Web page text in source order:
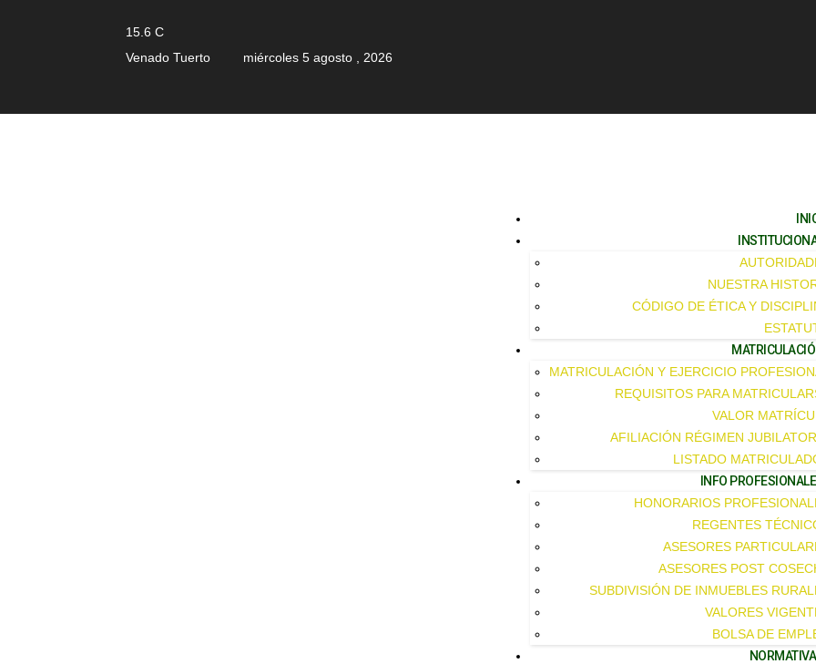
15.6 C
Venado Tuerto
miércoles 5 agosto , 2026
NUESTRA
CÓDIGO DE ÉTICA Y
MATRICULACIÓN Y EJERCICIO
REQUISITOS PARA
VALOR
AFILIACIÓN RÉGIMEN
LISTADO
INFO
HONORARIOS
REGENTES
ASESORES
ASESORES POST
SUBDIVISIÓN DE INMUEBLES
VALORES
BOLSA DE